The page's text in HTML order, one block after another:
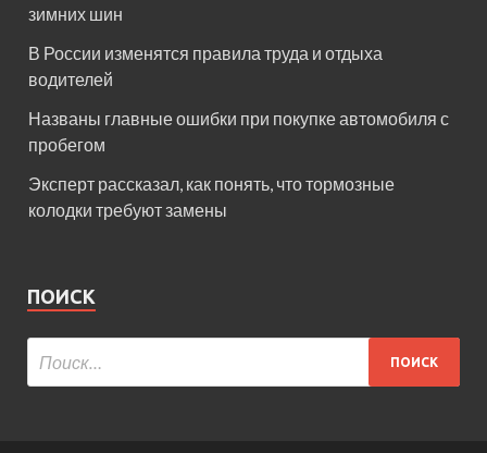
зимних шин
В России изменятся правила труда и отдыха
водителей
Названы главные ошибки при покупке автомобиля с
пробегом
Эксперт рассказал, как понять, что тормозные
колодки требуют замены
ПОИСК